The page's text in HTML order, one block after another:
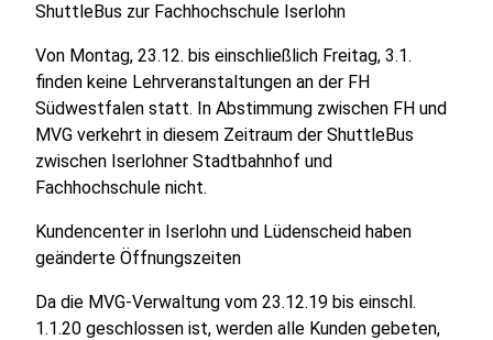
ShuttleBus zur Fachhochschule Iserlohn
Von Montag, 23.12. bis einschließlich Freitag, 3.1.
finden keine Lehrveranstaltungen an der FH
Südwestfalen statt. In Abstimmung zwischen FH und
MVG verkehrt in diesem Zeitraum der ShuttleBus
zwischen Iserlohner Stadtbahnhof und
Fachhochschule nicht.
Kundencenter in Iserlohn und Lüdenscheid haben
geänderte Öffnungszeiten
Da die MVG-Verwaltung vom 23.12.19 bis einschl.
1.1.20 geschlossen ist, werden alle Kunden gebeten,